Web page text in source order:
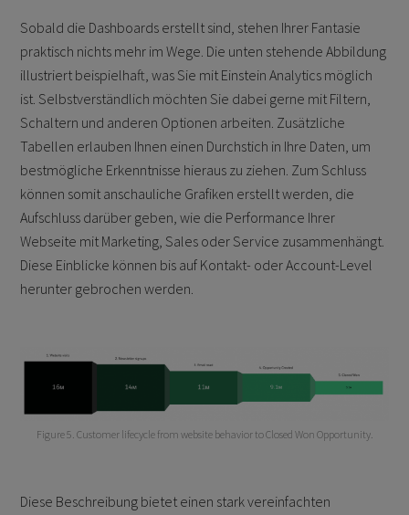
Sobald die Dashboards erstellt sind, stehen Ihrer Fantasie
praktisch nichts mehr im Wege. Die unten stehende Abbildung
illustriert beispielhaft, was Sie mit Einstein Analytics möglich
ist. Selbstverständlich möchten Sie dabei gerne mit Filtern,
Schaltern und anderen Optionen arbeiten. Zusätzliche
Tabellen erlauben Ihnen einen Durchstich in Ihre Daten, um
bestmögliche Erkenntnisse hieraus zu ziehen. Zum Schluss
können somit anschauliche Grafiken erstellt werden, die
Aufschluss darüber geben, wie die Performance Ihrer
Webseite mit Marketing, Sales oder Service zusammenhängt.
Diese Einblicke können bis auf Kontakt- oder Account-Level
herunter gebrochen werden.
Figure 5. Customer lifecycle from website behavior to Closed Won Opportunity.
Diese Beschreibung bietet einen stark vereinfachten